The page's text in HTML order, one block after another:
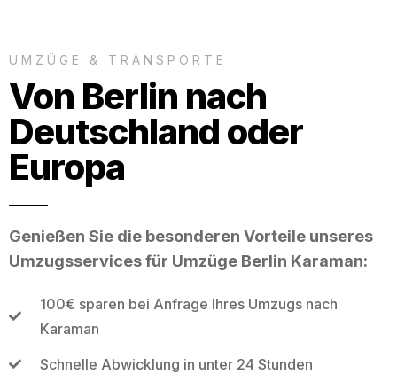
UMZÜGE & TRANSPORTE
Von Berlin nach
Deutschland oder
Europa
Genießen Sie die besonderen Vorteile unseres
Umzugsservices für Umzüge Berlin Karaman:
100€ sparen bei Anfrage Ihres Umzugs nach
Karaman
Schnelle Abwicklung in unter 24 Stunden